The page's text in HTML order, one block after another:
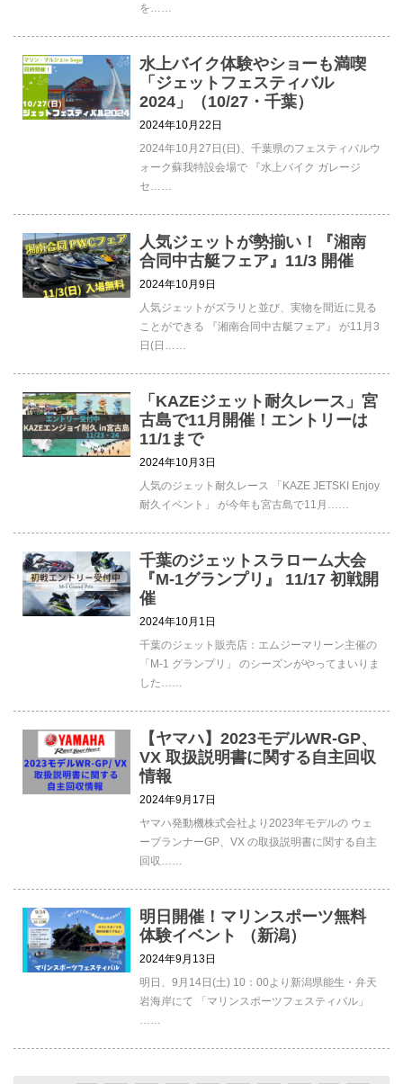
を……
水上バイク体験やショーも満喫
「ジェットフェスティバル
2024」（10/27・千葉）
2024年10月22日
2024年10月27日(日)、千葉県のフェスティバルウ
ォーク蘇我特設会場で 『水上バイク ガレージ
セ……
人気ジェットが勢揃い！『湘南
合同中古艇フェア』11/3 開催
2024年10月9日
人気ジェットがズラリと並び、実物を間近に見る
ことができる 『湘南合同中古艇フェア』 が11月3
日(日……
「KAZEジェット耐久レース」宮
古島で11月開催！エントリーは
11/1まで
2024年10月3日
人気のジェット耐久レース 「KAZE JETSKI Enjoy
耐久イベント」 が今年も宮古島で11月……
千葉のジェットスラローム大会
『M-1グランプリ』 11/17 初戦開
催
2024年10月1日
千葉のジェット販売店：エムジーマリーン主催の
「M-1 グランプリ」 のシーズンがやってまいりま
した……
【ヤマハ】2023モデルWR-GP、
VX 取扱説明書に関する自主回収
情報
2024年9月17日
ヤマハ発動機株式会社より2023年モデルの ウェ
ーブランナーGP、VX の取扱説明書に関する自主
回収……
明日開催！マリンスポーツ無料
体験イベント （新潟）
2024年9月13日
明日、9月14日(土) 10：00より新潟県能生・弁天
岩海岸にて 「マリンスポーツフェスティバル」
……